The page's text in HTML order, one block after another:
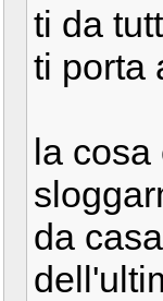
ti da
ti porta
la cosa
da